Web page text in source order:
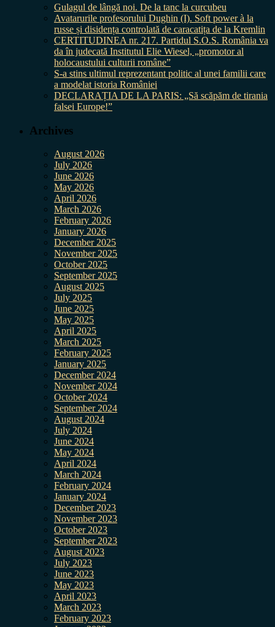
Gulagul de lângă noi. De la tanc la curcubeu
Avatarurile profesorului Dughin (I). Soft power à la
russe și disidența controlată de caracatița de la Kremlin
CERTITUDINEA nr. 217. Partidul S.O.S. România va
da în judecată Institutul Elie Wiesel, „promotor al
holocaustului culturii române”
S-a stins ultimul reprezentant politic al unei familii care
a modelat istoria României
DECLARAȚIA DE LA PARIS: „Să scăpăm de tirania
falsei Europe!”
Archives
August 2026
July 2026
June 2026
May 2026
April 2026
March 2026
February 2026
January 2026
December 2025
November 2025
October 2025
September 2025
August 2025
July 2025
June 2025
May 2025
April 2025
March 2025
February 2025
January 2025
December 2024
November 2024
October 2024
September 2024
August 2024
July 2024
June 2024
May 2024
April 2024
March 2024
February 2024
January 2024
December 2023
November 2023
October 2023
September 2023
August 2023
July 2023
June 2023
May 2023
April 2023
March 2023
February 2023